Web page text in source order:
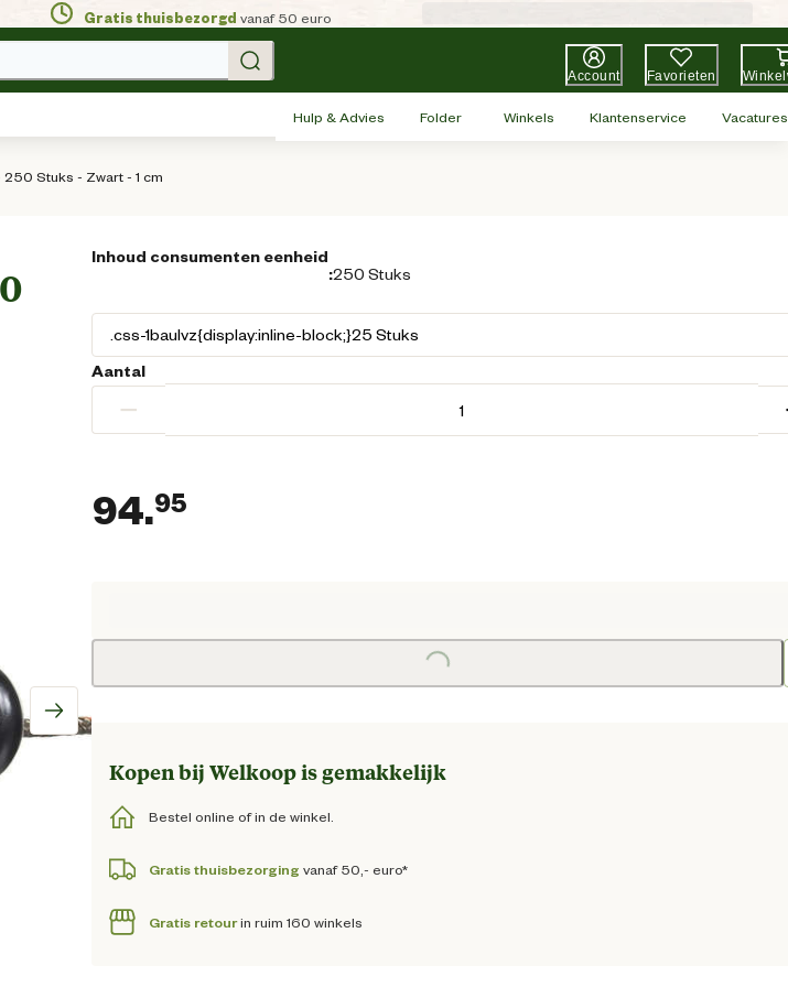
Gratis thuisbezorgd vanaf 50 euro
Account Favorieten
Hulp & Advies Folder Winkels Klantenservice Vacatures
Stuks - Zwart - 1 cm
Inhoud consumenten eenheid
:250 Stuks
Aantal
−
94.95
Loading...
Kopen bij Welkoop is gemakkelijk
Bestel online of in de winkel.
Gratis thuisbezorging vanaf 50,- euro*
Gratis retourin ruim 160 winkels